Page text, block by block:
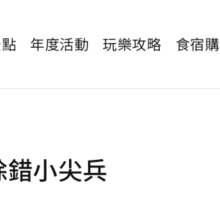
年度活動 玩樂攻略 食宿購
小尖兵